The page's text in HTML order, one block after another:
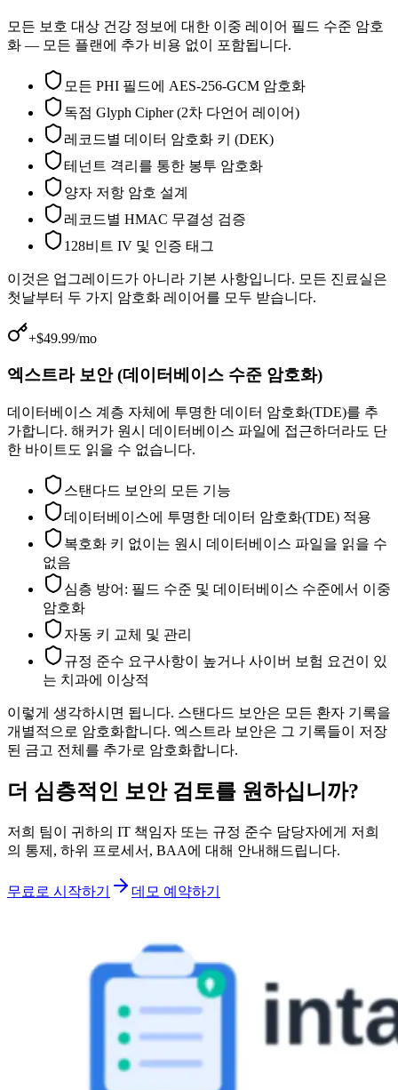
모든 보호 대상 건강 정보에 대한 이중 레이어 필드 수준 암호
화 — 모든 플랜에 추가 비용 없이 포함됩니다.
모든 PHI 필드에 AES-256-GCM 암호화
독점 Glyph Cipher (2차 다언어 레이어)
레코드별 데이터 암호화 키 (DEK)
테넌트 격리를 통한 봉투 암호화
양자 저항 암호 설계
레코드별 HMAC 무결성 검증
128비트 IV 및 인증 태그
이것은 업그레이드가 아니라 기본 사항입니다. 모든 진료실은
첫날부터 두 가지 암호화 레이어를 모두 받습니다.
+$49.99/mo
엑스트라 보안 (데이터베이스 수준 암호화)
데이터베이스 계층 자체에 투명한 데이터 암호화(TDE)를 추
가합니다. 해커가 원시 데이터베이스 파일에 접근하더라도 단
한 바이트도 읽을 수 없습니다.
스탠다드 보안의 모든 기능
데이터베이스에 투명한 데이터 암호화(TDE) 적용
복호화 키 없이는 원시 데이터베이스 파일을 읽을 수
없음
심층 방어: 필드 수준 및 데이터베이스 수준에서 이중
암호화
자동 키 교체 및 관리
규정 준수 요구사항이 높거나 사이버 보험 요건이 있
는 치과에 이상적
이렇게 생각하시면 됩니다. 스탠다드 보안은 모든 환자 기록을
개별적으로 암호화합니다. 엑스트라 보안은 그 기록들이 저장
된 금고 전체를 추가로 암호화합니다.
더 심층적인 보안 검토를 원하십니까?
저희 팀이 귀하의 IT 책임자 또는 규정 준수 담당자에게 저희
의 통제, 하위 프로세서, BAA에 대해 안내해드립니다.
무료로 시작하기 데모 예약하기